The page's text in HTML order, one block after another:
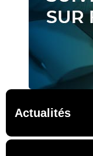
Actualités